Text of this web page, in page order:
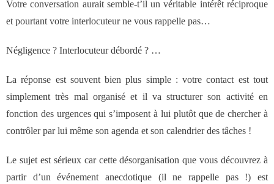
- Formations des managers
Dirigeants
Le Cabinet
- Notre valeur ajoutée
Votre conversation aurait semble-t’il un véritable intérêt réciproque
et pourtant votre interlocuteur ne vous rappelle pas…
Négligence ? Interlocuteur débordé ? …
La réponse est souvent bien plus simple : votre contact est tout
simplement très mal organisé et il va structurer son activité en
fonction des urgences qui s’imposent à lui plutôt que de chercher à
contrôler par lui même son agenda et son calendrier des tâches !
Le sujet est sérieux car cette désorganisation que vous découvrez à
partir d’un événement anecdotique (il ne rappelle pas !) est